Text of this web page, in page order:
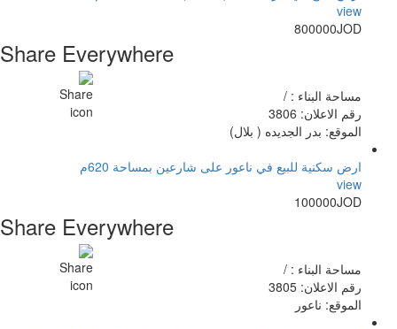
view
800000JOD
Share Everywhere
مساحة البناء : /
رقم الاعلان: 3806
الموقع: بدر الجديده ( بلال)
ارض سكنية للبيع في ناعور على شارعين بمساحة 620م
view
100000JOD
Share Everywhere
مساحة البناء : /
رقم الاعلان: 3805
الموقع: ناعور